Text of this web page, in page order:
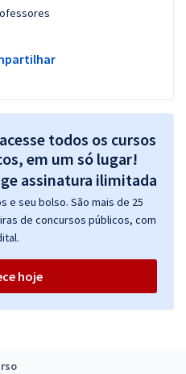
todos os cursos
em um só lugar!
e seu bolso. São mais de 25
de concursos públicos, com
hoje